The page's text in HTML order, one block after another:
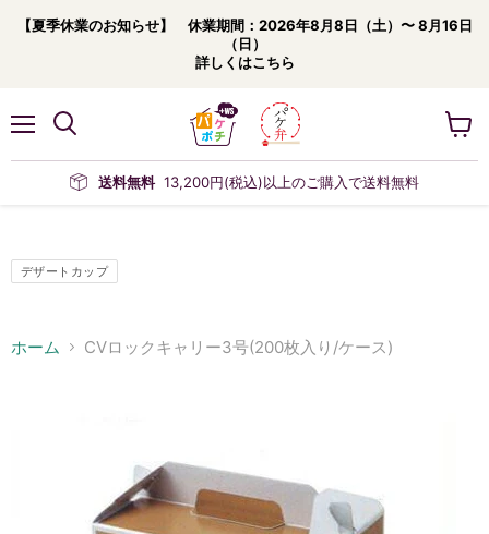
【夏季休業のお知らせ】 休業期間：2026年8月8日（土）〜 8月16日
（日）
詳しくはこちら
ニ
送料無料 13,200円(税込)以上のご購入で送料無料
ー
デザートカップ
ホーム CVロックキャリー3号(200枚入り/ケース)